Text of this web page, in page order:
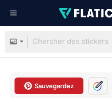
Sauvegardez